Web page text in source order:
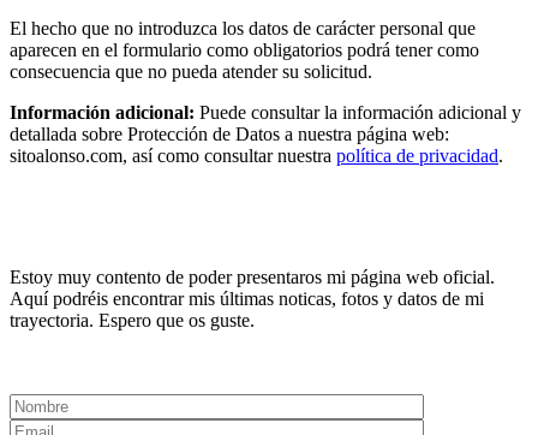
El hecho que no introduzca los datos de carácter personal que
aparecen en el formulario como obligatorios podrá tener como
consecuencia que no pueda atender su solicitud.
Información adicional: Puede consultar la información adicional y
detallada sobre Protección de Datos a nuestra página web:
sitoalonso.com, así como consultar nuestra política de privacidad.
Estoy muy contento de poder presentaros mi página web oficial.
Aquí podréis encontrar mis últimas noticas, fotos y datos de mi
trayectoria. Espero que os guste.